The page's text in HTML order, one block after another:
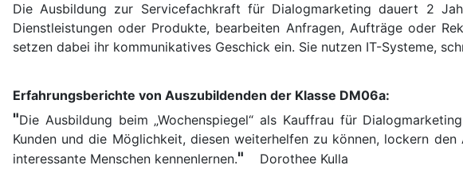
Die Ausbildung zur Servicefachkraft für Dialogmarketing dauert 2
Dienstleistungen oder Produkte, bearbeiten Anfragen, Aufträge oder
setzen dabei ihr kommunikatives Geschick ein. Sie nutzen IT-Systeme,
Erfahrungsberichte von Auszubildenden der Klasse DM06a:
"Die Ausbildung beim „Wochenspiegel“ als Kauffrau für
Kunden und die Möglichkeit, diesen weiterhelfen zu können, lockern
interessante Menschen kennenlernen." Dorothee Kulla